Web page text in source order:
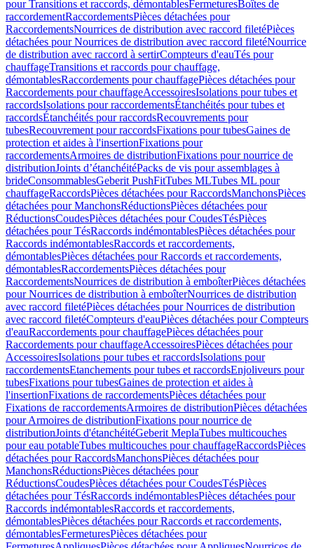
pour Transitions et raccords, démontablesFermeturesBoîtes de
raccordementRaccordementsPièces détachées pour
RaccordementsNourrices de distribution avec raccord filetéPièces
détachées pour Nourrices de distribution avec raccord filetéNourrice
de distribution avec raccord à sertirCompteurs d'eauTés pour
chauffageTransitions et raccords pour chauffage,
démontablesRaccordements pour chauffagePièces détachées pour
Raccordements pour chauffageAccessoiresIsolations pour tubes et
raccordsIsolations pour raccordementsÉtanchéités pour tubes et
raccordsÉtanchéités pour raccordsRecouvrements pour
tubesRecouvrement pour raccordsFixations pour tubesGaines de
protection et aides à l'insertionFixations pour
raccordementsArmoires de distributionFixations pour nourrice de
distributionJoints d’étanchéitéPacks de vis pour assemblages à
brideConsommablesGeberit PushFitTubes MLTubes ML pour
chauffageRaccordsPièces détachées pour RaccordsManchonsPièces
détachées pour ManchonsRéductionsPièces détachées pour
RéductionsCoudesPièces détachées pour CoudesTésPièces
détachées pour TésRaccords indémontablesPièces détachées pour
Raccords indémontablesRaccords et raccordements,
démontablesPièces détachées pour Raccords et raccordements,
démontablesRaccordementsPièces détachées pour
RaccordementsNourrices de distribution à emboîterPièces détachées
pour Nourrices de distribution à emboîterNourrices de distribution
avec raccord filetéPièces détachées pour Nourrices de distribution
avec raccord filetéCompteurs d'eauPièces détachées pour Compteurs
d'eauRaccordements pour chauffagePièces détachées pour
Raccordements pour chauffageAccessoiresPièces détachées pour
AccessoiresIsolations pour tubes et raccordsIsolations pour
raccordementsEtanchements pour tubes et raccordsEnjoliveurs pour
tubesFixations pour tubesGaines de protection et aides à
l'insertionFixations de raccordementsPièces détachées pour
Fixations de raccordementsArmoires de distributionPièces détachées
pour Armoires de distributionFixations pour nourrice de
distributionJoints d'étanchéitéGeberit MeplaTubes multicouches
pour eau potableTubes multicouches pour chauffageRaccordsPièces
détachées pour RaccordsManchonsPièces détachées pour
ManchonsRéductionsPièces détachées pour
RéductionsCoudesPièces détachées pour CoudesTésPièces
détachées pour TésRaccords indémontablesPièces détachées pour
Raccords indémontablesRaccords et raccordements,
démontablesPièces détachées pour Raccords et raccordements,
démontablesFermeturesPièces détachées pour